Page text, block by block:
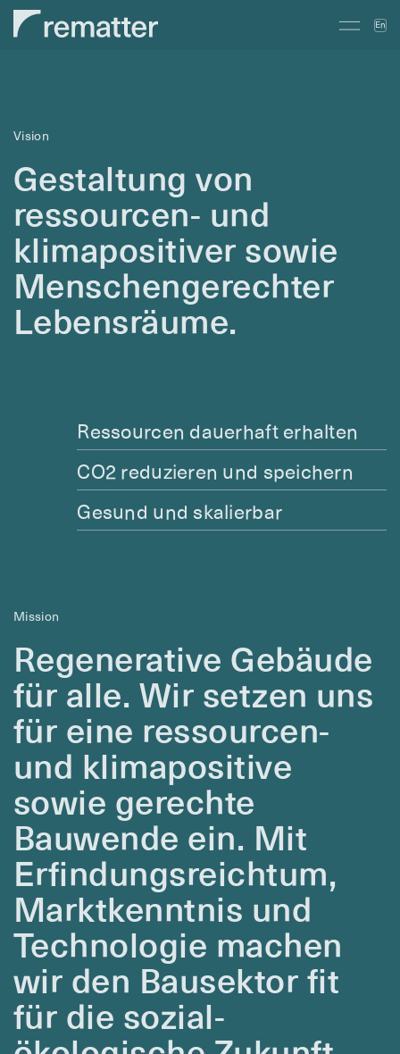
En
Vision
Gestaltung von
ressourcen- und
klimapositiver sowie
Menschengerechter
Lebensräume.
Ressourcen dauerhaft erhalten
CO2 reduzieren und speichern
Gesund und skalierbar
Mission
Regenerative Gebäude
für alle. Wir setzen uns
für eine ressourcen-
und klimapositive
sowie gerechte
Bauwende ein. Mit
Erfindungsreichtum,
Marktkenntnis und
Technologie machen
wir den Bausektor fit
für die sozial-